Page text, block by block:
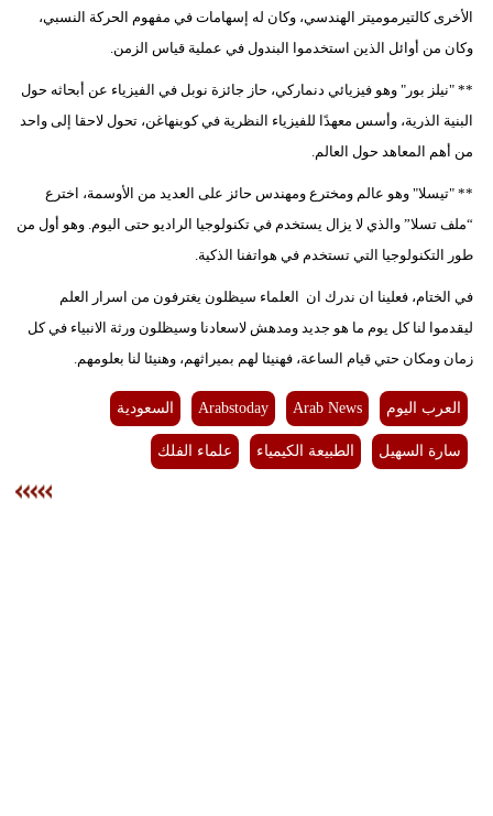
الأخرى كالتيرموميتر الهندسي، وكان له إسهامات في مفهوم الحركة النسبي،
وكان من أوائل الذين استخدموا البندول في عملية قياس الزمن.
** "نيلز بور" وهو فيزيائي دنماركي، حاز جائزة نوبل في الفيزياء عن أبحاثه حول
البنية الذرية، وأسس معهدًا للفيزياء النظرية في كوبنهاغن، تحول لاحقا إلى واحد
من أهم المعاهد حول العالم.
** "تيسلا" وهو عالم ومخترع ومهندس حائز على العديد من الأوسمة، اخترع
“ملف تسلا” والذي لا يزال يستخدم في تكنولوجيا الراديو حتى اليوم. وهو أول من
طور التكنولوجيا التي تستخدم في هواتفنا الذكية.
في الختام، فعلينا ان ندرك ان العلماء سيظلون يغترفون من اسرار العلم
ليقدموا لنا كل يوم ما هو جديد ومدهش لاسعادنا وسيظلون ورثة الانبياء في كل
زمان ومكان حتي قيام الساعة، فهنيئا لهم بميراثهم، وهنيئا لنا بعلومهم.
العرب اليوم Arab News
Arabstoday السعودية
سارة السهيل الطبيعة الكيمياء علماء الفلك